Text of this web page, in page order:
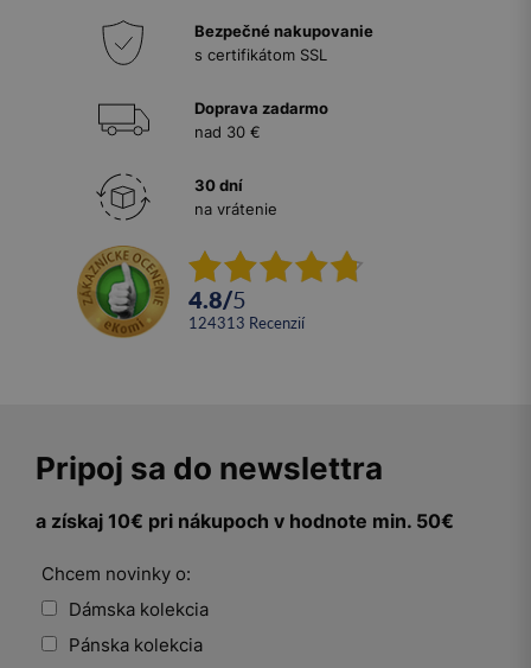
Bezpečné nakupovanie
s certifikátom SSL
Doprava zadarmo
nad 30 €
30 dní
na vrátenie
4.8/5
124313 recenzií
Pripoj sa do newslettra
a získaj 10€ pri nákupoch v hodnote min. 50€
Chcem novinky o:
Dámska kolekcia
Pánska kolekcia